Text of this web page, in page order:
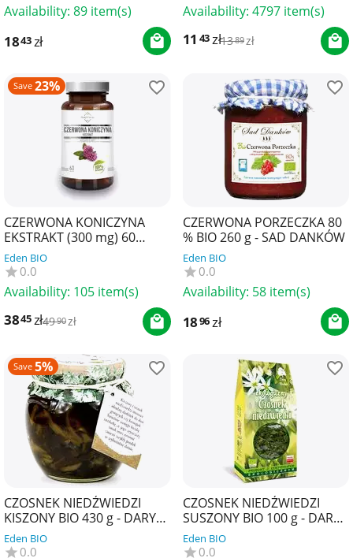
Availability: 89 item(s)
1843zł
Availability: 4797 item(s)
11 43zł1389zł
Save 23%
CZERWONA KONICZYNA
EKSTRAKT (300 mg) 60
KAPSUŁEK - SOUL FARM
Eden BIO
0.0
Availability: 105 item(s)
3845zł4990zł
CZERWONA PORZECZKA 80
% BIO 260 g - SAD DANKÓW
Eden BIO
0.0
Availability: 58 item(s)
1896zł
Save 5%
CZOSNEK NIEDŹWIEDZI
KISZONY BIO 430 g - DARY
NATURY
Eden BIO
0.0
CZOSNEK NIEDŹWIEDZI
SUSZONY BIO 100 g - DARY
NATURY
Eden BIO
0.0